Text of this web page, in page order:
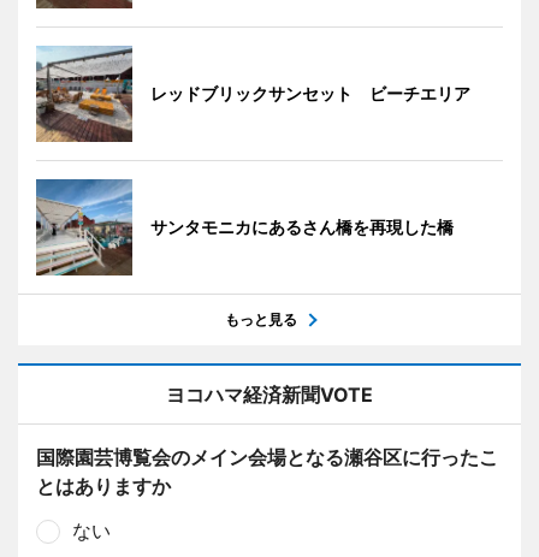
レッドブリックサンセット ビーチエリア
サンタモニカにあるさん橋を再現した橋
もっと見る
ヨコハマ経済新聞VOTE
国際園芸博覧会のメイン会場となる瀬谷区に行ったこ
とはありますか
ない